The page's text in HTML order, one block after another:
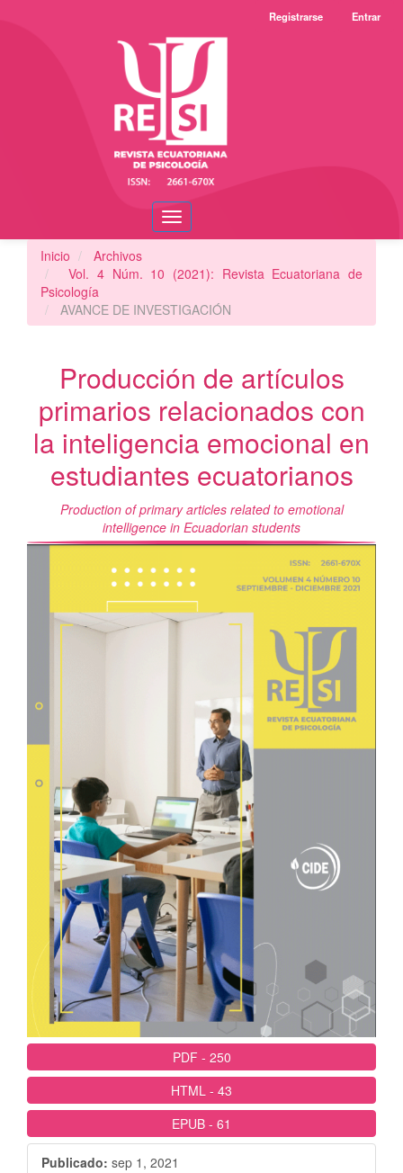
Registrarse Entrar
Toggle
navigation
Inicio
Archivos
Vol. 4 Núm. 10 (2021): Revista Ecuatoriana de
Psicología
AVANCE DE INVESTIGACIÓN
Producción de artículos
primarios relacionados con
la inteligencia emocional en
estudiantes ecuatorianos
Production of primary articles related to emotional
intelligence in Ecuadorian students
Barra
del
PDF - 250
HTML - 43
EPUB - 61
Publicado: sep 1, 2021